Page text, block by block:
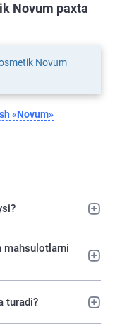
Novum paxta
Novum
«Novum»
mahsulotlarni
turadi?